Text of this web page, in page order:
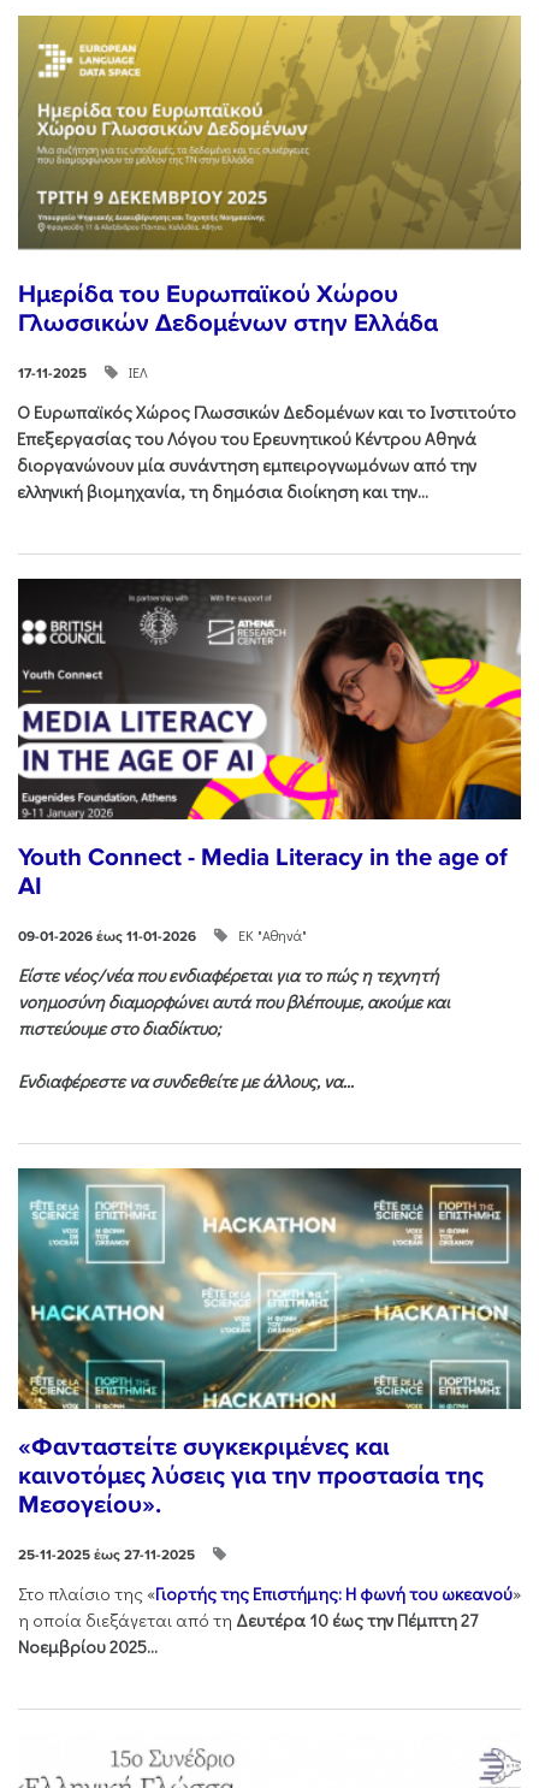
Ημερίδα του Ευρωπαϊκού Χώρου
Γλωσσικών Δεδομένων στην Ελλάδα
17-11-2025 ΙΕΛ
Ο Ευρωπαϊκός Χώρος Γλωσσικών Δεδομένων και το Ινστιτούτο
Επεξεργασίας του Λόγου του Ερευνητικού Κέντρου Αθηνά
διοργανώνουν μία συνάντηση εμπειρογνωμόνων από την
ελληνική βιομηχανία, τη δημόσια διοίκηση και την...
Youth Connect - Media Literacy in the age of
AI
09-01-2026 έως 11-01-2026 ΕΚ "Αθηνά"
Είστε νέος/νέα που ενδιαφέρεται για το πώς η τεχνητή
νοημοσύνη διαμορφώνει αυτά που βλέπουμε, ακούμε και
πιστεύουμε στο διαδίκτυο;
Ενδιαφέρεστε να συνδεθείτε με άλλους, να...
«Φανταστείτε συγκεκριμένες και
καινοτόμες λύσεις για την προστασία της
Μεσογείου».
25-11-2025 έως 27-11-2025
Στo πλαίσιo της «Γιορτής της Επιστήμης: Η φωνή του ωκεανού»
η οποία διεξάγεται από τη Δευτέρα 10 έως την Πέμπτη 27
Νοεμβρίου 2025...